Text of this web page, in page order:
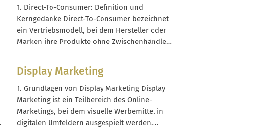
(Login) oder Lizenzschlüssel, ohne dass ein
Versand...
1. Direct-To-Consumer: Definition und
Kerngedanke Direct-To-Consumer bezeichnet
ein Vertriebsmodell, bei dem Hersteller oder
Marken ihre Produkte ohne Zwischenhändler
Verkauf findet häufig über einen eigenen
Onlineshop statt, kann aber auch Social
Commerce, eigene Apps oder stationäre
Brand-Stores einschließen. Im Unterschied
zum klassischen Wholesale-Modell steuert...
Display Marketing
1. Grundlagen von Display Marketing Display
Marketing ist ein Teilbereich des Online-
Marketings, bei dem visuelle Werbemittel in
digitalen Umfeldern ausgespielt werden.